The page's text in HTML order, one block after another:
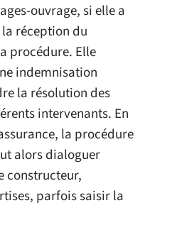
ouvrage, si elle a
réception du
procédure. Elle
indemnisation
la résolution des
intervenants. En
la procédure
alors dialoguer
constructeur,
parfois saisir la